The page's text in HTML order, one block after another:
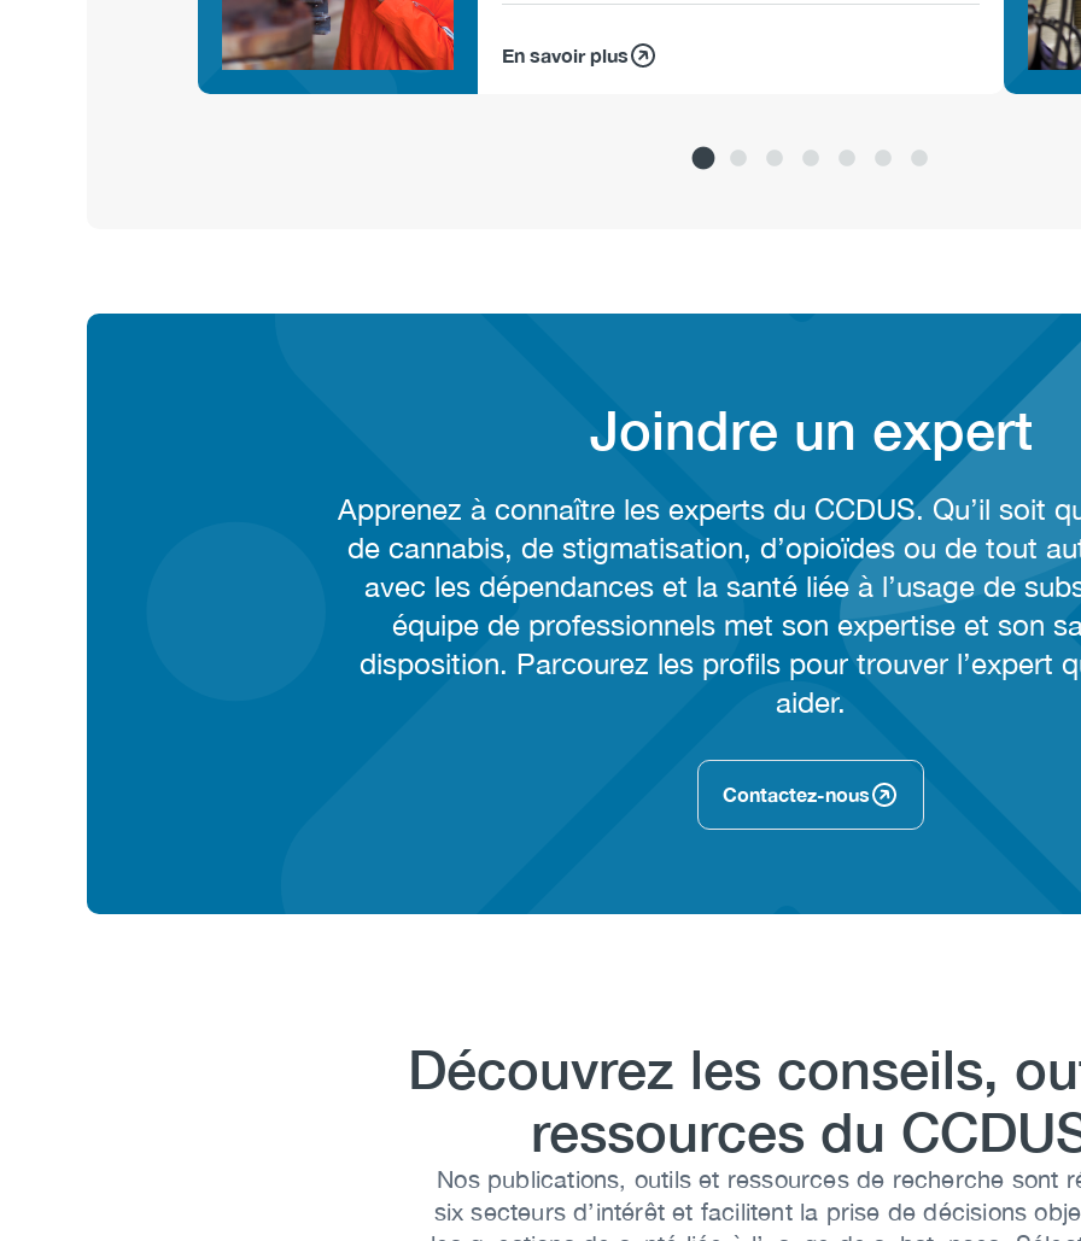
En savoir plus
Joindre un expert
CTA
context
summary
text
Apprenez à connaître les experts du CCDUS. Qu’il soit
de cannabis, de stigmatisation, d’opioïdes ou de tout
avec les dépendances et la santé liée à l’usage de
équipe de professionnels met son expertise et son
disposition. Parcourez les profils pour trouver l’expert
aider.
Contactez-nous
Heading
Découvrez les conseils,
ressources du
Body
Nos publications, outils et ressources de recherche sont
six secteurs d’intérêt et facilitent la prise de décisions